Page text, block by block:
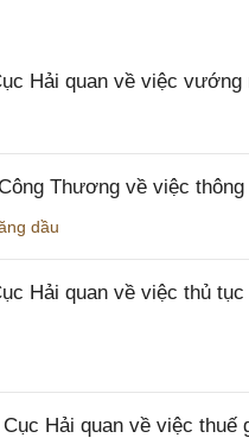
Hải quan về việc
Thương về việc
dầu
Hải quan về việc thủ
Hải quan về việc